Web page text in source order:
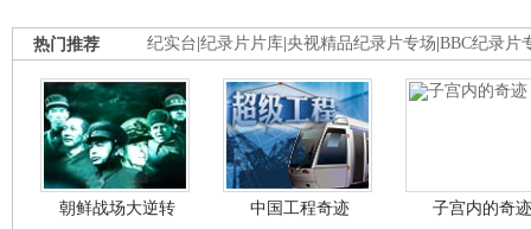
纪实台 纪录片片库 央视精品纪录片专场 BBC纪录片
热门推荐
朝鲜战场大逆转 中国工程奇迹 子宫内的奇迹